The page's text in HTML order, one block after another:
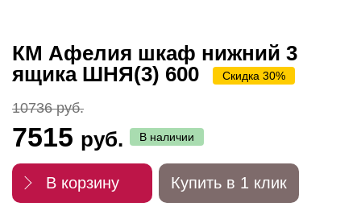
КМ Афелия шкаф нижний 3
ящика ШНЯ(3) 600
Скидка 30%
10736 руб.
7515 руб. В наличии
В корзину Купить в 1 клик